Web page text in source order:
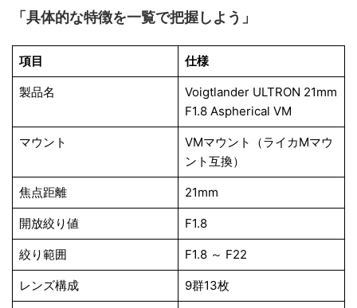
「具体的な特徴を一覧で把握しよう」
項目 仕様
製品名
Voigtlander ULTRON 21mm
F1.8 Aspherical VM
マウント
VMマウント（ライカMマウ
ント互換）
焦点距離 21mm
開放絞り値 F1.8
絞り範囲 F1.8 ～ F22
レンズ構成 9群13枚